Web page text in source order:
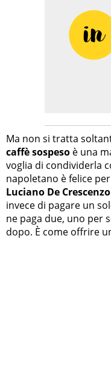
Ma non si tratta
caffè sospeso è una
voglia di condividerla
napoletano è felice
Luciano De Crescenzo
invece di pagare un
ne paga due, uno per
dopo. È come offrire